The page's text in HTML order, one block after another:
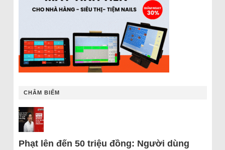
CHÂM BIẾM
Phạt lên đến 50 triệu đồng: Người dùng